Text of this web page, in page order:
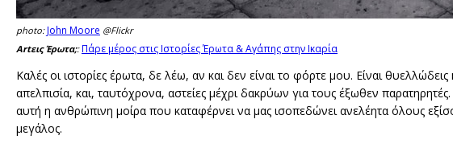
photo:John Moore @Flickr
Artεις Έρωτα;:Πάρε μέρος στις Ιστορίες Έρωτα & Αγάπης στην Ικαρία
Καλές οι ιστορίες έρωτα, δε λέω, αν και δεν είναι το φόρτε μου. Είναι
απελπισία, και, ταυτόχρονα, αστείες μέχρι δακρύων για τους έξωθεν
αυτή η ανθρώπινη μοίρα που καταφέρνει να μας ισοπεδώνει ανελέητα όλους
μεγάλος.